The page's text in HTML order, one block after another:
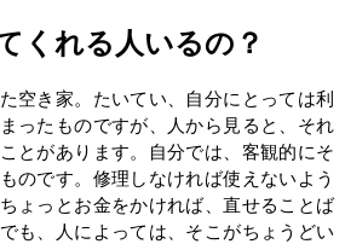
くれる人いるの？
空き家。たいてい、自分にとっては利
ったものですが、人から見ると、それ
とがあります。自分では、客観的にそ
のです。修理しなければ使えないよう
ょっとお金をかければ、直せることば
も、人によっては、そこがちょうどい